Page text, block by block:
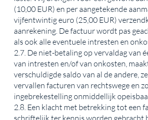
(10,00 EUR) en per aangetekende
vijfentwintig euro (25,00 EUR)
aanrekening. De factuur wordt pas
als ook alle eventuele intresten en
2.7. De niet-betaling op vervaldag van
van intresten en/of van onkosten,
verschuldigde saldo van al de andere,
vervallen facturen van rechtswege en
ingebrekestelling onmiddellijk
2.8. Een klacht met betrekking tot een